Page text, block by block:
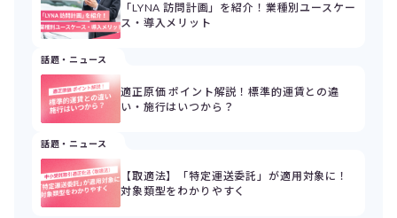
「LYNA 訪問計画」を紹介！業種別ユースケー
ス・導入メリット
話題・ニュース
適正原価 ポイント解説！標準的運賃との違
い・施行はいつから？
話題・ニュース
【取適法】「特定運送委託」が適用対象に！
対象類型をわかりやすく